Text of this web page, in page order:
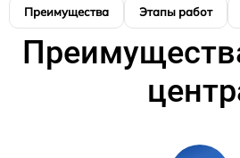
Преимущества Этапы работ